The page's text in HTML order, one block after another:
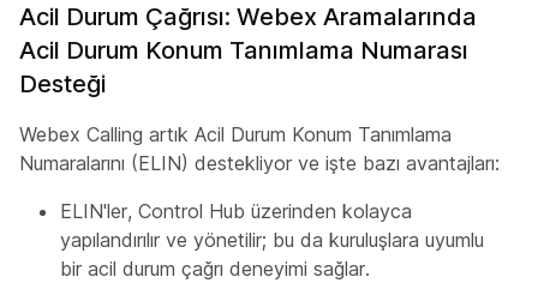
Acil Durum Çağrısı: Webex Aramalarında
Acil Durum Konum Tanımlama Numarası
Desteği
Webex Calling artık Acil Durum Konum Tanımlama
Numaralarını (ELIN) destekliyor ve işte bazı avantajları:
ELIN'ler, Control Hub üzerinden kolayca
yapılandırılır ve yönetilir; bu da kuruluşlara uyumlu
bir acil durum çağrı deneyimi sağlar.